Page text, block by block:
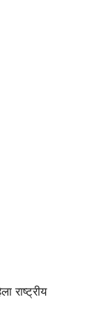
राष्ट्रीय